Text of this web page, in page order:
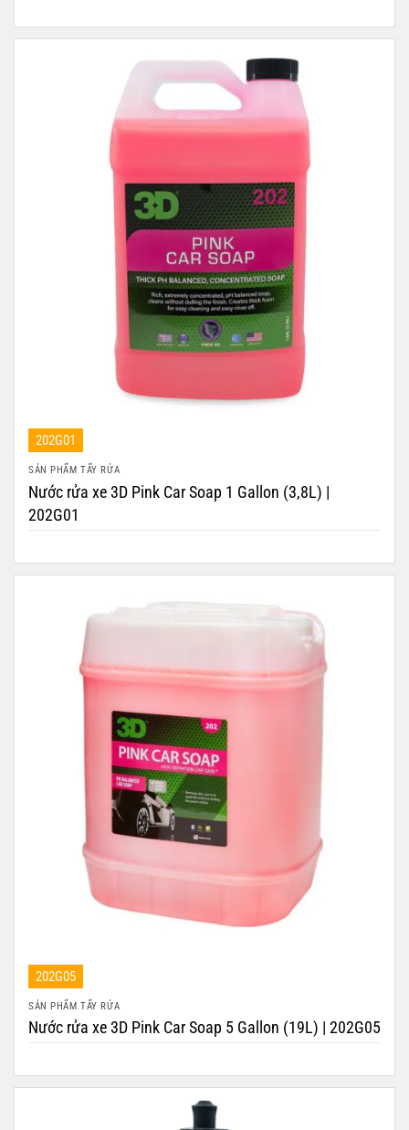
202G01
SẢN PHẨM TẨY RỬA
Nước rửa xe 3D Pink Car Soap 1 Gallon (3,8L) |
202G01
202G05
SẢN PHẨM TẨY RỬA
Nước rửa xe 3D Pink Car Soap 5 Gallon (19L) | 202G05